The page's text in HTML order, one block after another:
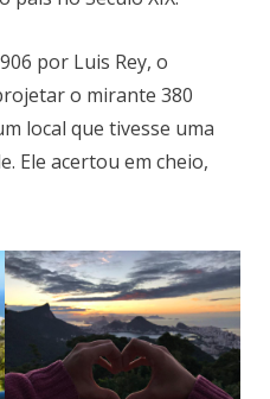
por Luis Rey, o
o mirante 380
local que tivesse uma
Ele acertou em cheio,